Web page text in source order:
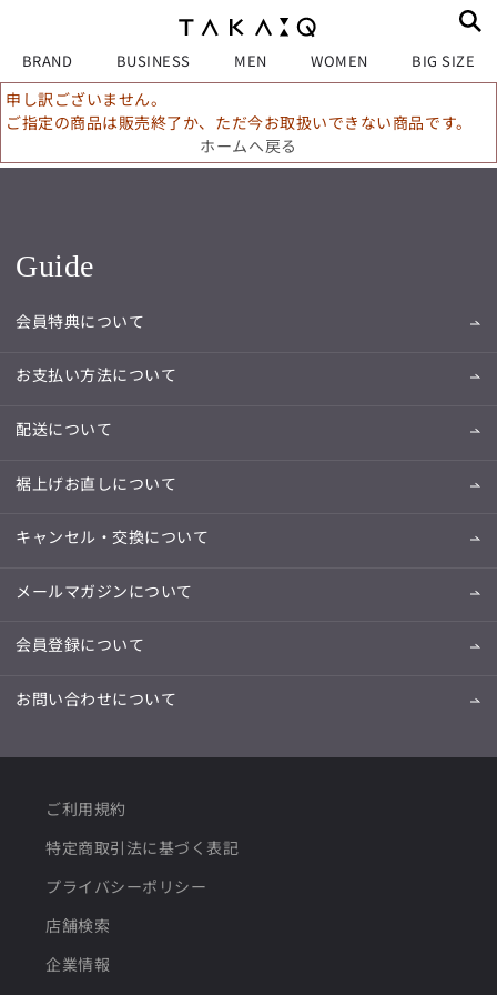
BRAND BUSINESS MEN WOMEN BIG SIZE
申し訳ございません。
ご指定の商品は販売終了か、ただ今お取扱いできない商品です。
ホームへ戻る
Guide
会員特典について
お支払い方法について
配送について
裾上げお直しについて
キャンセル・交換について
メールマガジンについて
会員登録について
お問い合わせについて
ご利用規約
特定商取引法に基づく表記
プライバシーポリシー
店舗検索
企業情報